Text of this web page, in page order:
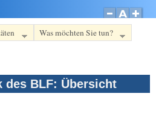
Was möchten Sie tun?
des BLF: Übersicht